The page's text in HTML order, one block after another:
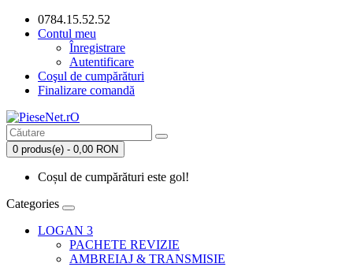
0784.15.52.52
Contul meu
Înregistrare
Autentificare
Coşul de cumpărături
Finalizare comandă
0 produs(e) - 0,00 RON
Coșul de cumpărături este gol!
Categories
LOGAN 3
PACHETE REVIZIE
AMBREIAJ & TRANSMISIE